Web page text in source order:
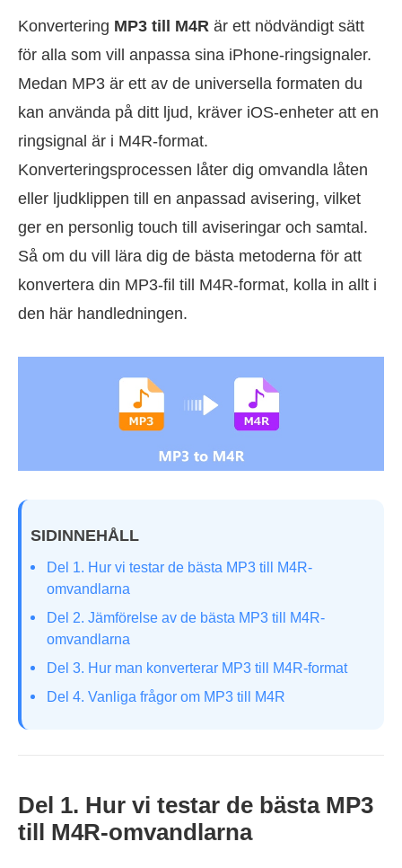
Konvertering MP3 till M4R är ett nödvändigt sätt
för alla som vill anpassa sina iPhone-ringsignaler.
Medan MP3 är ett av de universella formaten du
kan använda på ditt ljud, kräver iOS-enheter att en
ringsignal är i M4R-format.
Konverteringsprocessen låter dig omvandla låten
eller ljudklippen till en anpassad avisering, vilket
ger en personlig touch till aviseringar och samtal.
Så om du vill lära dig de bästa metoderna för att
konvertera din MP3-fil till M4R-format, kolla in allt i
den här handledningen.
SIDINNEHÅLL
Del 1. Hur vi testar de bästa MP3 till M4R-
omvandlarna
Del 2. Jämförelse av de bästa MP3 till M4R-
omvandlarna
Del 3. Hur man konverterar MP3 till M4R-format
Del 4. Vanliga frågor om MP3 till M4R
Del 1. Hur vi testar de bästa MP3
till M4R-omvandlarna